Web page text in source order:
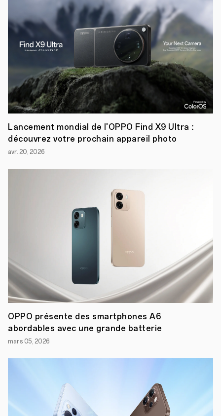
Lancement mondial de l'OPPO Find X9 Ultra :
découvrez votre prochain appareil photo
avr. 20, 2026
OPPO présente des smartphones A6
abordables avec une grande batterie
mars 05, 2026